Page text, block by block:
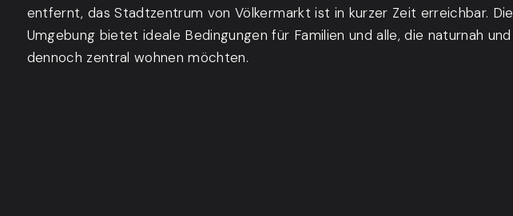
entfernt, das Stadtzentrum von Völkermarkt ist in kurzer Zeit erreichbar. Die
Umgebung bietet ideale Bedingungen für Familien und alle, die naturnah und
dennoch zentral wohnen möchten.